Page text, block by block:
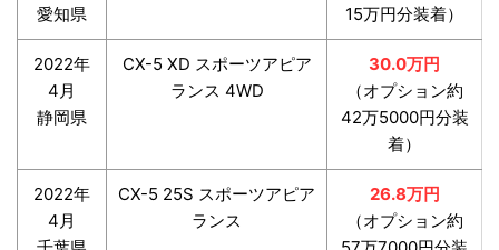
愛知県
15万円分装着）
2022年
4月
静岡県
CX-5 XD スポーツアピア
ランス 4WD
30.0万円
（オプション約
42万5000円分装
着）
2022年
4月
CX-5 25S スポーツアピア
ランス
26.8万円
（オプション約